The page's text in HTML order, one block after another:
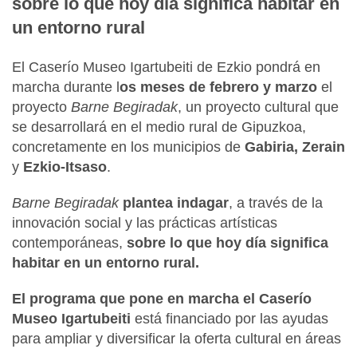
un entorno rural
El Caserío Museo Igartubeiti de Ezkio pondrá en
marcha durante los meses de febrero y marzo el
proyecto Barne Begiradak, un proyecto cultural que
se desarrollará en el medio rural de Gipuzkoa,
concretamente en los municipios de Gabiria, Zerain
y Ezkio-Itsaso.
Barne Begiradak plantea indagar, a través de la
innovación social y las prácticas artísticas
contemporáneas, sobre lo que hoy día significa
habitar en un entorno rural.
El programa que pone en marcha el Caserío
Museo Igartubeiti está financiado por las ayudas
para ampliar y diversificar la oferta cultural en áreas